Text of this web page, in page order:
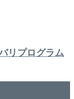
リプログラム